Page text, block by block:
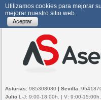
Utilizamos cookies para mejorar
mejorar nuestro sitio web.
Aceptar
Asturias: 985308080 | Sevilla:
Julio L-J: 9:00-18:00h. | V: 9:00-15:00h.